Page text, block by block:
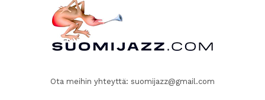
Ota meihin yhteyttä: suomijazz@gmail.com